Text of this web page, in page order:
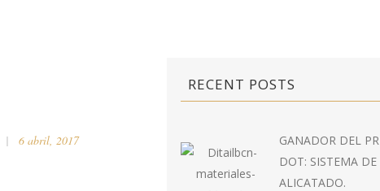
6 abril, 2017
RECENT POSTS
GANADOR DEL
DOT: SISTEMA DE
ALICATADO.